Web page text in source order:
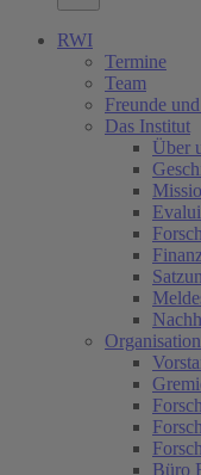
RWI
Termine
Team
Freunde
Das Institut
Über
Organisation
Büro